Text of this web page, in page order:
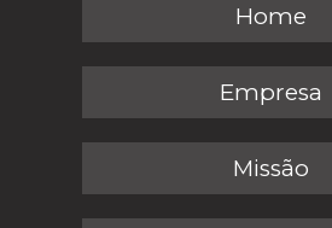
Home
Empresa
Missão